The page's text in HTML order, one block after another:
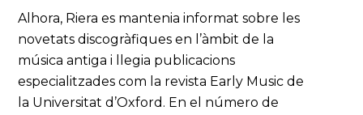
Alhora, Riera es mantenia informat sobre les
novetats discogràfiques en l’àmbit de la
música antiga i llegia publicacions
especialitzades com la revista Early Music de
la Universitat d’Oxford. En el número de